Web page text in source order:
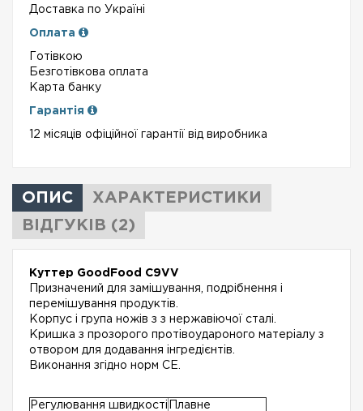
Доставка по Україні
Оплата
Готівкою
Безготівкова оплата
Карта банку
Гарантія
12 місяців офіційної гарантії від виробника
ОПИС
ХАРАКТЕРИСТИКИ
ВІДГУКІВ (2)
Куттер GoodFood C9VV
Призначений для замішування, подрібнення і
перемішування продуктів.
Корпус і група ножів з з нержавіючої сталі.
Кришка з прозорого протівоудароного матеріалу з
отвором для додавання інгредієнтів.
Виконання згідно норм СЕ.
Регулювання швидкості
Плавне